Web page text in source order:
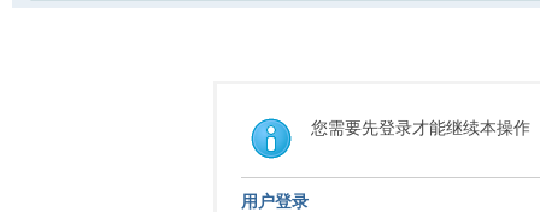
您需要先登录才能继续本操作
用户登录